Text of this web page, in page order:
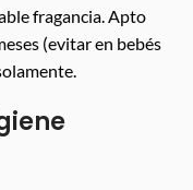
fragancia. Apto
(evitar en bebés